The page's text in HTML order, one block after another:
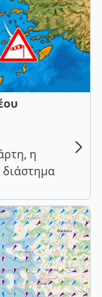
η